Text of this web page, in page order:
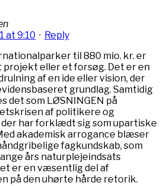
at 9:10 · Reply
til 880 mio. kr. er
projekt eller et forsøg. Det er en
af en ide eller vision, der
grundlag. Samtidig
det som LØSNINGEN på
af politikere og
har forklædt sig som upartiske
akademisk arrogance blæser
fagkundskab, som
års naturplejeindsats
er en væsentlig del af
på den uhørte hårde retorik.